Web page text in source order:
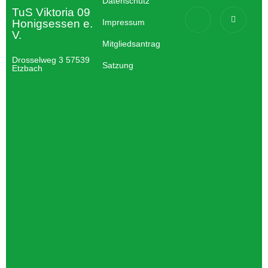
TuS Viktoria 09
Honigsessen e.
V.
Drosselweg 3 57539
Etzbach
Impressum
Mitgliedsantrag
Satzung